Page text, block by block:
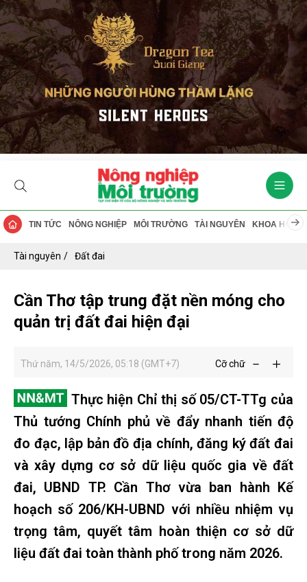
TIN TỨC NÔNG NGHIỆP MÔI TRƯỜNG TÀI NGUYÊN KHOA HỌC
Tài nguyên Đất đai
Cần Thơ tập trung đặt nền móng cho
quản trị đất đai hiện đại
Thứ năm, 14/5/2026, 05:18 (GMT+7) Cỡ chữ
Thực hiện Chỉ thị số 05/CT-TTg của
Thủ tướng Chính phủ về đẩy nhanh tiến độ
đo đạc, lập bản đồ địa chính, đăng ký đất đai
và xây dựng cơ sở dữ liệu quốc gia về đất
đai, UBND TP. Cần Thơ vừa ban hành Kế
hoạch số 206/KH-UBND với nhiều nhiệm vụ
trọng tâm, quyết tâm hoàn thiện cơ sở dữ
liệu đất đai toàn thành phố trong năm 2026.